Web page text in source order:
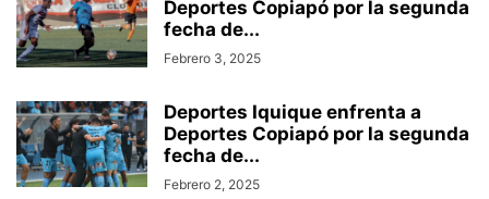
Deportes Copiapó por la segunda
fecha de...
Febrero 3, 2025
Deportes Iquique enfrenta a
Deportes Copiapó por la segunda
fecha de...
Febrero 2, 2025